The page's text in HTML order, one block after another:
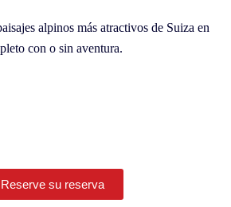
alpinos más atractivos de Suiza en
con o sin aventura.
Reserve su reserva